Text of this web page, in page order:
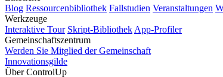
Blog Ressourcenbibliothek Fallstudien Veranstaltungen
Werkzeuge
Interaktive Tour Skript-Bibliothek App-Profiler
Gemeinschaftszentrum
Werden Sie Mitglied der Gemeinschaft
Innovationsgilde
Über ControlUp